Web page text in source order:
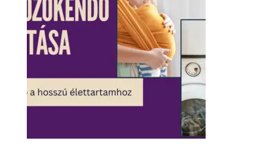
Okos
Próba
Vásárlás
Előtt
És
Különleges
Élethelyzetekre